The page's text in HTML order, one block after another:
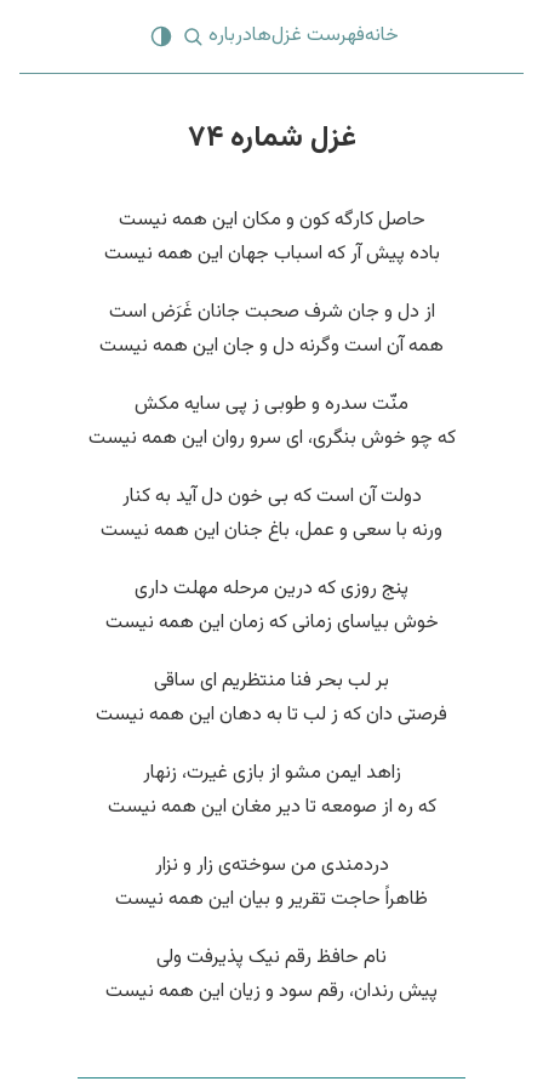
خانهفهرست غزل‌هادرباره
غزل شماره ۷۴
حاصل کارگه کون و مکان این همه نیست
باده پیش آر که اسباب جهان این همه نیست
از دل و جان شرف صحبت جانان غَرَض است
همه آن است وگرنه دل و جان این همه نیست
منّت سدره و طوبی ز پی سایه مکش
که چو خوش بنگری، ای سرو روان این همه نیست
دولت آن است که بی خون دل آید به کنار
ورنه با سعی و عمل، باغ جنان این همه نیست
پنج روزی که درین مرحله مهلت داری
خوش بیاسای زمانی که زمان این همه نیست
بر لب بحر فنا منتظریم ای ساقی
فرصتی دان که ز لب تا به دهان این همه نیست
زاهد ایمن مشو از بازی غیرت، زنهار
که ره از صومعه تا دیر مغان این همه نیست
دردمندی من سوخته‌ی زار و نزار
ظاهراً حاجت تقریر و بیان این همه نیست
نام حافظ رقم نیک پذیرفت ولی
پیش رندان، رقم سود و زیان این همه نیست